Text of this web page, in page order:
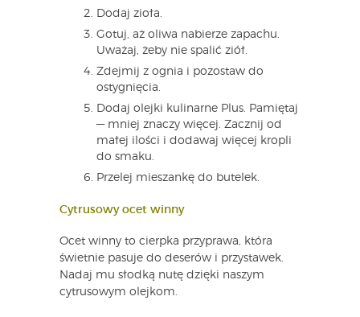
Dodaj zioła.
Gotuj, aż oliwa nabierze zapachu.
Uważaj, żeby nie spalić ziół.
Zdejmij z ognia i pozostaw do
ostygnięcia.
Dodaj olejki kulinarne Plus. Pamiętaj
— mniej znaczy więcej. Zacznij od
małej ilości i dodawaj więcej kropli
do smaku.
Przelej mieszankę do butelek.
Cytrusowy ocet winny
Ocet winny to cierpka przyprawa, która
świetnie pasuje do deserów i przystawek.
Nadaj mu słodką nutę dzięki naszym
cytrusowym olejkom.